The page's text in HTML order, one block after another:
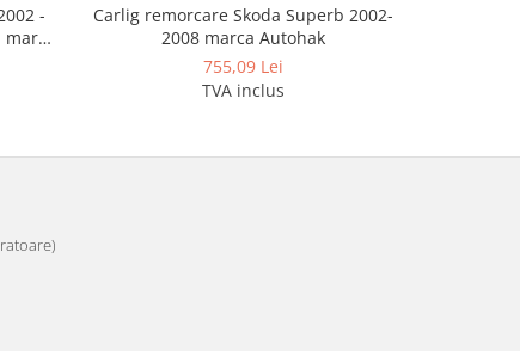
-
Carlig remorcare Skoda Superb 2002-
2008 marca Autohak
755,09 Lei
TVA inclus